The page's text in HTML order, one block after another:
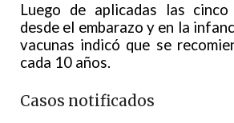
Luego de aplicadas las
desde el embarazo y en la
vacunas indicó que se
cada 10 años.
Casos notificados